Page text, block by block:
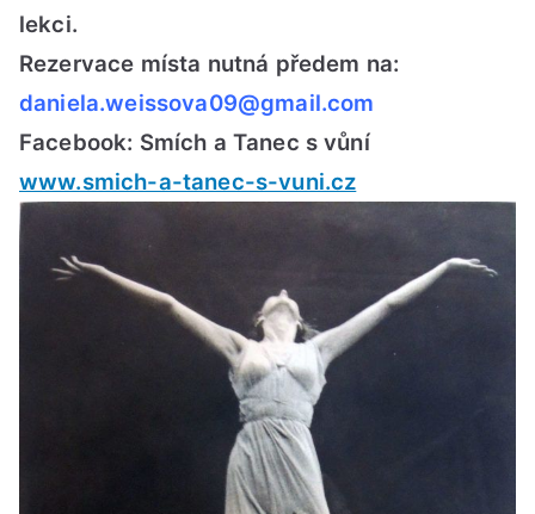
lekci.
Rezervace místa nutná předem na:
daniela.weissova09@gmail.com
Facebook: Smích a Tanec s vůní
www.smich-a-tanec-s-vuni.cz